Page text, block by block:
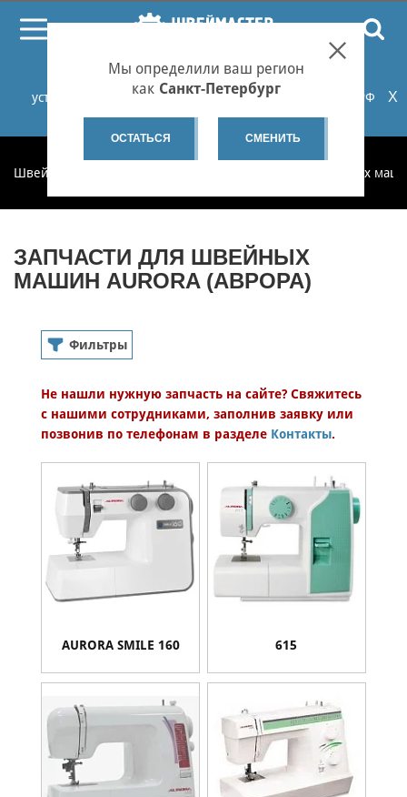
При проблемах с онлайн-оплатой заказов на сайте
установите российские сертификаты НУЦ Минцифры РФ
или используйте Яндекс.Браузер.Подробнее...
X
Мы определили ваш регион
как Санкт-Петербург
ОСТАТЬСЯ СМЕНИТЬ
Швеймастер Запчасти для бытовых швейных
ЗАПЧАСТИ ДЛЯ ШВЕЙНЫХ
МАШИН AURORA (АВРОРА)
Фильтры
Запчасти
Категория запчасти
Категория аксессуара
Не нашли нужную запчасть на сайте? Свяжитесь
с нашими сотрудниками, заполнив заявку или
позвонив по телефонам в разделе Контакты.
AURORA SMILE 160 615